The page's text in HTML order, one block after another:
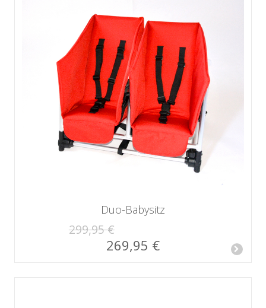
Duo-Babysitz
299,95 €
269,95 €